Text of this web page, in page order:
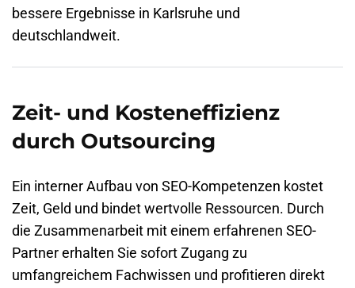
bessere Ergebnisse in Karlsruhe und
deutschlandweit.
Zeit- und Kosteneffizienz
durch Outsourcing
Ein interner Aufbau von SEO-Kompetenzen kostet
Zeit, Geld und bindet wertvolle Ressourcen. Durch
die Zusammenarbeit mit einem erfahrenen SEO-
Partner erhalten Sie sofort Zugang zu
umfangreichem Fachwissen und profitieren direkt